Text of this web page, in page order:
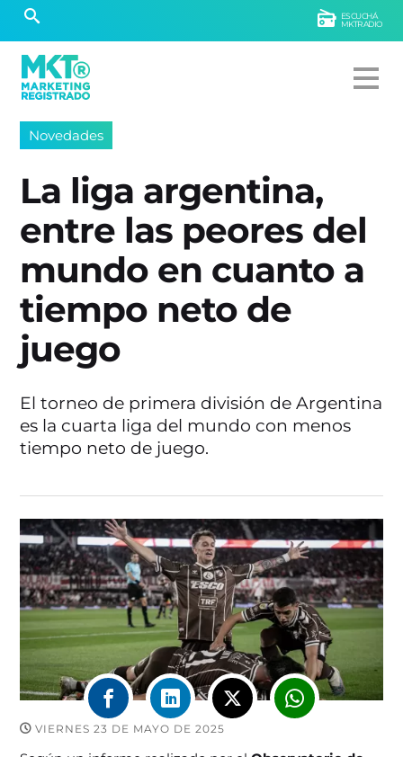
ESCUCHÁ
MKTRADIO
Novedades
La liga argentina,
entre las peores del
mundo en cuanto a
tiempo neto de
juego
El torneo de primera división de Argentina
es la cuarta liga del mundo con menos
tiempo neto de juego.
VIERNES 23 DE MAYO DE 2025